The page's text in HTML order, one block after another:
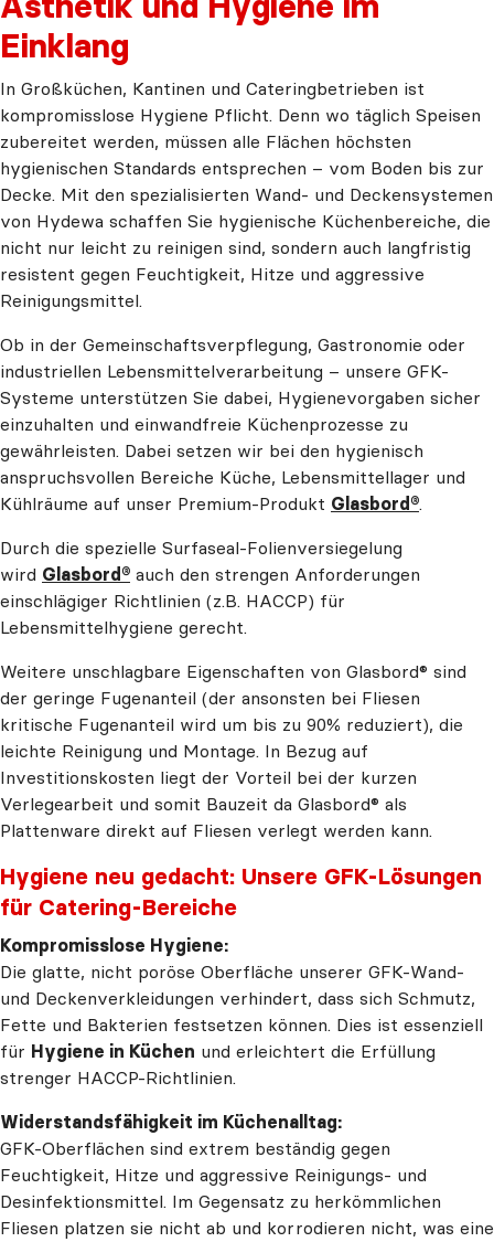
Einklang
In Großküchen, Kantinen und Cateringbetrieben ist
kompromisslose Hygiene Pflicht. Denn wo täglich Speisen
zubereitet werden, müssen alle Flächen höchsten
hygienischen Standards entsprechen – vom Boden bis zur
Decke. Mit den spezialisierten Wand- und Deckensystemen
von Hydewa schaffen Sie hygienische Küchenbereiche, die
nicht nur leicht zu reinigen sind, sondern auch langfristig
resistent gegen Feuchtigkeit, Hitze und aggressive
Reinigungsmittel.
Ob in der Gemeinschaftsverpflegung, Gastronomie oder
industriellen Lebensmittelverarbeitung – unsere GFK-
Systeme unterstützen Sie dabei, Hygienevorgaben sicher
einzuhalten und einwandfreie Küchenprozesse zu
gewährleisten. Dabei setzen wir bei den hygienisch
anspruchsvollen Bereiche Küche, Lebensmittellager und
Kühlräume auf unser Premium-Produkt Glasbord®.
Durch die spezielle Surfaseal-Folienversiegelung
wird Glasbord® auch den strengen Anforderungen
einschlägiger Richtlinien (z.B. HACCP) für
Lebensmittelhygiene gerecht.
Weitere unschlagbare Eigenschaften von Glasbord® sind
der geringe Fugenanteil (der ansonsten bei Fliesen
kritische Fugenanteil wird um bis zu 90% reduziert), die
leichte Reinigung und Montage. In Bezug auf
Investitionskosten liegt der Vorteil bei der kurzen
Verlegearbeit und somit Bauzeit da Glasbord® als
Plattenware direkt auf Fliesen verlegt werden kann.
Hygiene neu gedacht: Unsere GFK-Lösungen
für Catering-Bereiche
Kompromisslose Hygiene:
Die glatte, nicht poröse Oberfläche unserer GFK-Wand-
und Deckenverkleidungen verhindert, dass sich Schmutz,
Fette und Bakterien festsetzen können. Dies ist essenziell
für Hygiene in Küchen und erleichtert die Erfüllung
strenger HACCP-Richtlinien.
Widerstandsfähigkeit im Küchenalltag:
GFK-Oberflächen sind extrem beständig gegen
Feuchtigkeit, Hitze und aggressive Reinigungs- und
Desinfektionsmittel. Im Gegensatz zu herkömmlichen
Fliesen platzen sie nicht ab und korrodieren nicht, was eine